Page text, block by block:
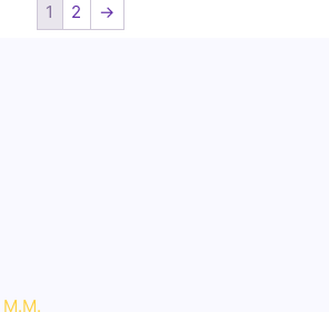
1 2 →
Μ.Μ.